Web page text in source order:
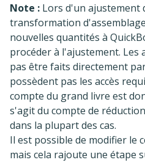
Note : Lors d'un ajustement
transformation
nouvelles quantités à
procéder à l'ajustement. Les
pas être faits directement
possèdent pas les accès
compte du grand livre est
s'agit du compte de
dans la plupart des cas.
Il est possible de modifier le
mais cela rajoute une étape